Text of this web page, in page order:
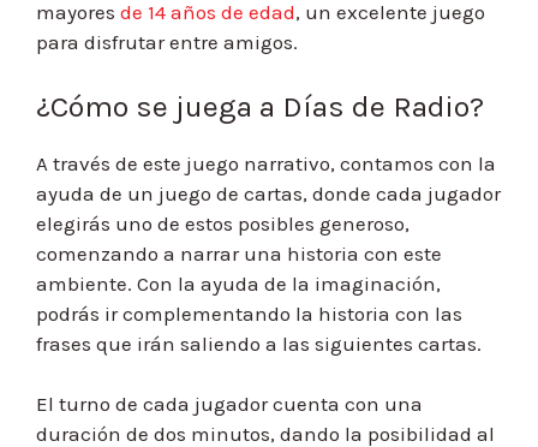
mayores de 14 años de edad, un excelente juego
para disfrutar entre amigos.
¿Cómo se juega a Días de Radio?
A través de este juego narrativo, contamos con la
ayuda de un juego de cartas, donde cada jugador
elegirás uno de estos posibles generoso,
comenzando a narrar una historia con este
ambiente. Con la ayuda de la imaginación,
podrás ir complementando la historia con las
frases que irán saliendo a las siguientes cartas.
El turno de cada jugador cuenta con una
duración de dos minutos, dando la posibilidad al